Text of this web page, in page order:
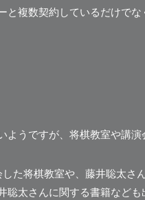
と複数契約しているだけで
うですが、将棋教室や講
た将棋教室や、藤井聡太さ
聡太さんに関する書籍など